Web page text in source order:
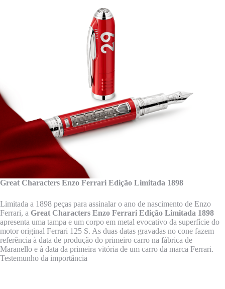
Great Characters Enzo Ferrari Edição Limitada 1898
Limitada a 1898 peças para assinalar o ano de nascimento de Enzo
Ferrari, a Great Characters Enzo Ferrari Edição Limitada 1898
apresenta uma tampa e um corpo em metal evocativo da superfície do
motor original Ferrari 125 S. As duas datas gravadas no cone fazem
referência à data de produção do primeiro carro na fábrica de
Maranello e à data da primeira vitória de um carro da marca Ferrari.
Testemunho da importância